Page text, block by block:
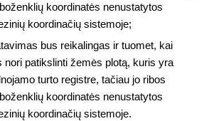
koordinatės nenustatytos
koordinačių sistemoje;
bus reikalingas ir tuomet, kai
patikslinti žemės plotą, kuris yra
turto registre, tačiau jo ribos
koordinatės nenustatytos
koordinačių sistemoje.